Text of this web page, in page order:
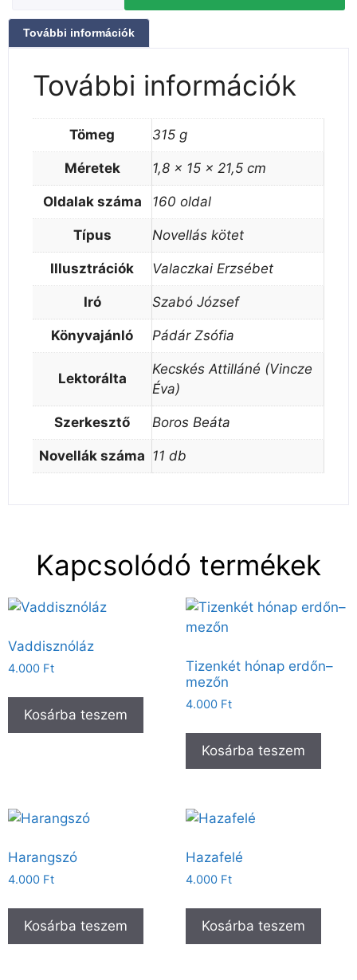
További információk
További információk
Tömeg 315 g
Méretek 1,8 × 15 × 21,5 cm
Oldalak száma 160 oldal
Típus Novellás kötet
Illusztrációk Valaczkai Erzsébet
Iró Szabó József
Könyvajánló Pádár Zsófia
Lektorálta
Kecskés Attilláné (Vincze
Éva)
Szerkesztő Boros Beáta
Novellák száma 11 db
Kapcsolódó termékek
Vaddisznóláz
4.000 Ft
Kosárba teszem
Tizenkét hónap erdőn–
mezőn
4.000 Ft
Kosárba teszem
Harangszó
4.000 Ft
Kosárba teszem
Hazafelé
4.000 Ft
Kosárba teszem